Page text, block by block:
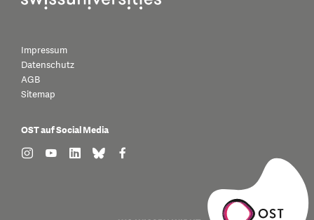
Impressum
Datenschutz
AGB
Sitemap
OST auf Social Media
find us on: instagram
find us on: youtube
find us on: linkedin
find us on: bluesky
find us on: facebook